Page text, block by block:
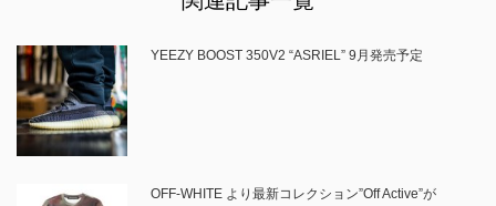
YEEZY BOOST 350V2 “ASRIEL” 9月発売予定
OFF-WHITE より最新コレクション”Off Active”が